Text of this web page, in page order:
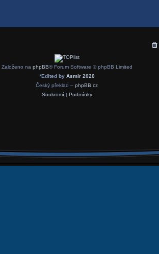
Založeno na phpBB® Forum Software © phpBB Limited
*Edited by Asmir 2020
Český překlad – phpBB.cz
Soukromí| Podmínky